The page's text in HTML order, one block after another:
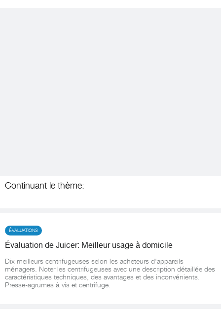
Continuant le thème:
ÉVALUATIONS
Évaluation de Juicer: Meilleur usage à domicile
Dix meilleurs centrifugeuses selon les acheteurs d'appareils
ménagers. Noter les centrifugeuses avec une description détaillée des
caractéristiques techniques, des avantages et des inconvénients.
Presse-agrumes à vis et centrifuge.